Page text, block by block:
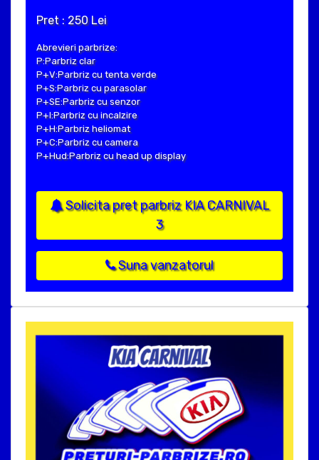
Pret : 250 Lei
Abrevieri parbrize:
P:Parbriz clar
P+V:Parbriz cu tenta verde
P+S:Parbriz cu parasolar
P+SE:Parbriz cu senzor
P+I:Parbriz cu incalzire
P+H:Parbriz heliomat
P+C:Parbriz cu camera
P+Hud:Parbriz cu head up display
Solicita pret parbriz KIA CARNIVAL
3
Suna vanzatorul